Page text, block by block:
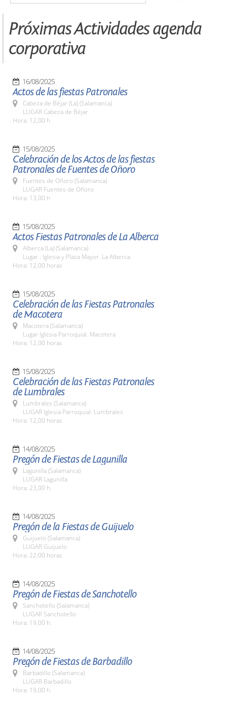
Próximas Actividades agenda
corporativa
16/08/2025
Actos de las fiestas Patronales
Cabeza de Béjar (La) (Salamanca)
LUGAR Cabeza de Béjar
Hora: 12,00 h
15/08/2025
Celebración de los Actos de las fiestas
Patronales de Fuentes de Oñoro
Fuentes de Oñoro (Salamanca)
LUGAR Fuentes de Oñoro
Hora: 13,00 h
15/08/2025
Actos Fiestas Patronales de La Alberca
Alberca (La) (Salamanca)
Lugar : Iglesia y Plaza Mayor. La Alberca
Hora: 12,00 horas
15/08/2025
Celebración de las Fiestas Patronales
de Macotera
Macotera (Salamanca)
Lugar Iglesia Parroquial. Macotera
Hora: 12,00 horas
15/08/2025
Celebración de las Fiestas Patronales
de Lumbrales
Lumbrales (Salamanca)
LUGAR Iglesia Parroquial. Lumbrales
Hora: 12,00 horas
14/08/2025
Pregón de Fiestas de Lagunilla
Lagunilla (Salamanca)
LUGAR Lagunilla
Hora: 23,00 h.
14/08/2025
Pregón de la Fiestas de Guijuelo
Guijuelo (Salamanca)
LUGAR Guijuelo
Hora: 22:00 horas
14/08/2025
Pregón de Fiestas de Sanchotello
Sanchotello (Salamanca)
LUGAR Sanchotello
Hora: 19,00 h.
14/08/2025
Pregón de Fiestas de Barbadillo
Barbadillo (Salamanca)
LUGAR Barbadillo
Hora: 19,00 h.